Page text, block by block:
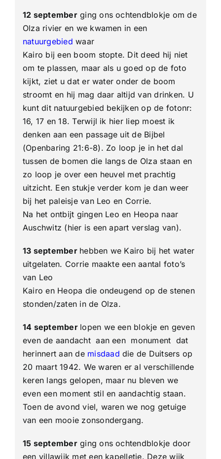
12 septemberging ons ochtendblokje om de
Olza rivier en we kwamen in een
natuurgebied waar
Kairo bij een boom stopte. Dit deed hij niet
om te plassen, maar als u goed op de foto
kijkt, ziet u dat er water onder de boom
stroomt en hij mag daar altijd van drinken. U
kunt dit natuurgebied bekijken op de fotonr:
16, 17 en 18. Terwijl ik hier liep moest ik
denken aan een passage uit de Bijbel
(Openbaring 21:6-8). Zo loop je in het dal
tussen de bomen die langs de Olza staan en
zo loop je over een heuvel met prachtig
uitzicht. Een stukje verder kom je dan weer
bij het paleisje van Leo en Corrie.
Na het ontbijt gingen Leo en Heopa naar
Auschwitz (hier is een apart verslag van).
13 september hebben we Kairo bij het water
uitgelaten. Corrie maakte een aantal foto’s
van Leo
Kairo en Heopa die ondeugend op de stenen
stonden/zaten in de Olza.
14 september lopen we een blokje en geven
even de aandacht aan een monument dat
herinnert aan de misdaad die de Duitsers op
20 maart 1942. We waren er al verschillende
keren langs gelopen, maar nu bleven we
even een moment stil en aandachtig staan.
Toen de avond viel, waren we nog getuige
van een mooie zonsondergang.
15 septemberging ons ochtendblokje door
een villawijk met een kapelletje. Deze wijk